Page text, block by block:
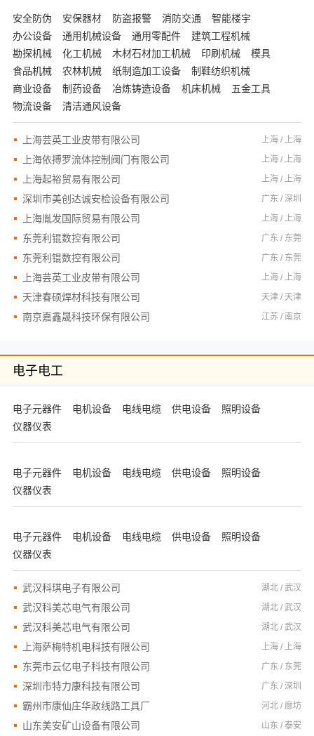
安全防伪 安保器材 防盗报警 消防交通
智能楼宇
办公设备
通用机械设备 通用零配件
建筑工程机械
勘探机械
化工机械 木材石材加工机械 印刷机械
模具
食品机械
农林机械 纸制造加工设备
制鞋纺织机械
商业设备
制药设备 冶炼铸造设备 机床机械
五金工具
物流设备
清洁通风设备
上海芸英工业皮带有限公司 上海 / 上海
上海依搏罗流体控制阀门有限公司 上海 / 上海
上海起裕贸易有限公司 上海 / 上海
深圳市美创达诚安检设备有限公司 广东 / 深圳
上海胤发国际贸易有限公司 上海 / 上海
东莞利锟数控有限公司 广东 / 东莞
东莞利锟数控有限公司 广东 / 东莞
上海芸英工业皮带有限公司 上海 / 上海
天津春硕焊材科技有限公司 天津 / 天津
南京嘉鑫晟科技环保有限公司 江苏 / 南京
电子电工
电子元器件 电机设备 电线电缆 供电设备
照明设备
仪器仪表
电子元器件 电机设备 电线电缆 供电设备
照明设备
仪器仪表
电子元器件 电机设备 电线电缆 供电设备
照明设备
仪器仪表
武汉科琪电子有限公司 湖北 / 武汉
武汉科美芯电气有限公司 湖北 / 武汉
武汉科美芯电气有限公司 湖北 / 武汉
上海萨梅特机电科技有限公司 上海 / 上海
东莞市云亿电子科技有限公司 广东 / 东莞
深圳市特力康科技有限公司 广东 / 深圳
霸州市康仙庄华政线路工具厂 河北 / 廊坊
山东美安矿山设备有限公司 山东 / 泰安